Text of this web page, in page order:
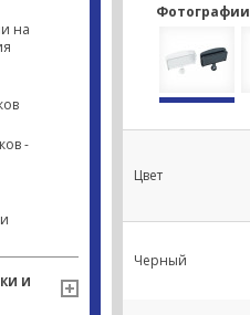
на
-
И
Фотографии
Цвет
Черный